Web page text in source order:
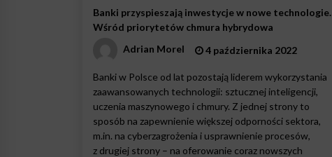
Banki przyspieszają inwestycje w nowe technologie.
Wśród priorytetów chmura hybrydowa
Adrian Morel
4 października 2022
Banki w Polsce od lat pozostają liderem wykorzystania
zaawansowanych technologii: sztucznej inteligencji,
uczenia maszynowego i chmury. Z jednej strony to
sposób na zapewnienie większej odporności sektora,
m.in. na cyberzagrożenia i usprawnienie procesów,
z drugiej strony – na oferowanie coraz nowszych